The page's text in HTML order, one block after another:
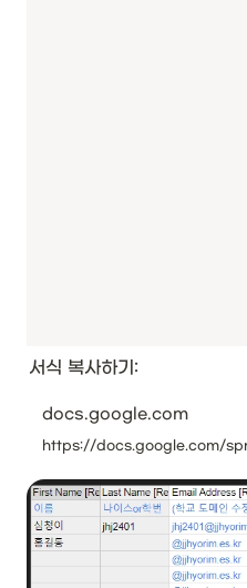
서식 복사하기:
docs.google.com